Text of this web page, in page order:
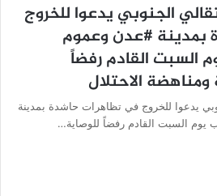
الجنوبي يدعوا للخروج
بمدينة #عدن وعموم
السبت القادم رفضاً
الاحتلال
يدعوا للخروج في تظاهرات حاشدة بمدينة
السبت القادم رفضاً للوصاية…